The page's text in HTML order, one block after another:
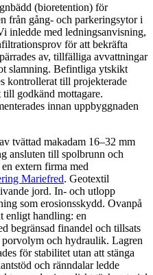
(bioretention) för
från gång- och parkeringsytor i
inledde med ledningsanvisning,
för att bekräfta
av, tillfälliga avvattningar
slamning. Befintliga ytskikt
kontrollerat till projekterade
till godkänd mottagare.
innan uppbyggnaden
tvättad makadam 16–32 mm
ansluten till spolbrunn och
extern firma med
Mariefred. Geotextil
jord. In- och utlopp
som erosionsskydd. Ovanpå
enligt handling: en
begränsad finandel och tillsats
och hydraulik. Lagren
för stabilitet utan att stänga
och ränndalar ledde